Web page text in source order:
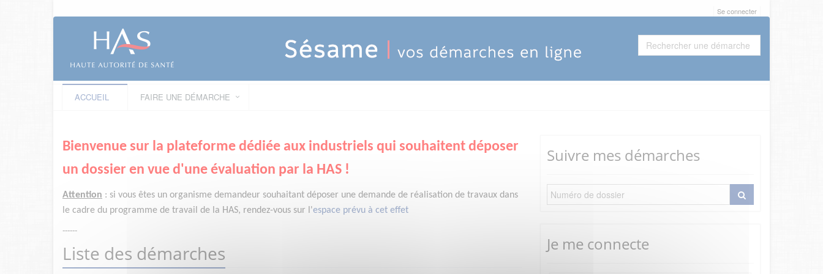
Se connecter
ACCUEIL FAIRE UNE DÉMARCHE
Bienvenue sur la plateforme dédiée aux industriels qui souhaitent déposer
un dossier en vue d'une évaluation par la HAS !
Attention : si vous êtes un organisme demandeur souhaitant déposer une demande de réalisation de travaux dans
le cadre du programme de travail de la HAS, rendez-vous sur l'espace prévu à cet effet
------
Liste des démarches
Suivre mes démarches
Je me connecte